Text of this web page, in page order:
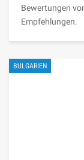
Bewertungen
Empfehlungen.
BULGARIEN